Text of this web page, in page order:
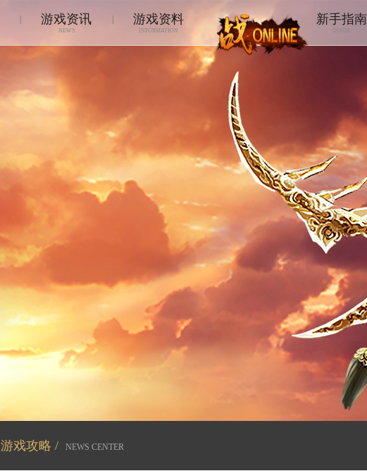
游戏资讯
NEWS
游戏资料
INFORMATION
新手指南
GUIDE
游戏攻略 / NEWS CENTER